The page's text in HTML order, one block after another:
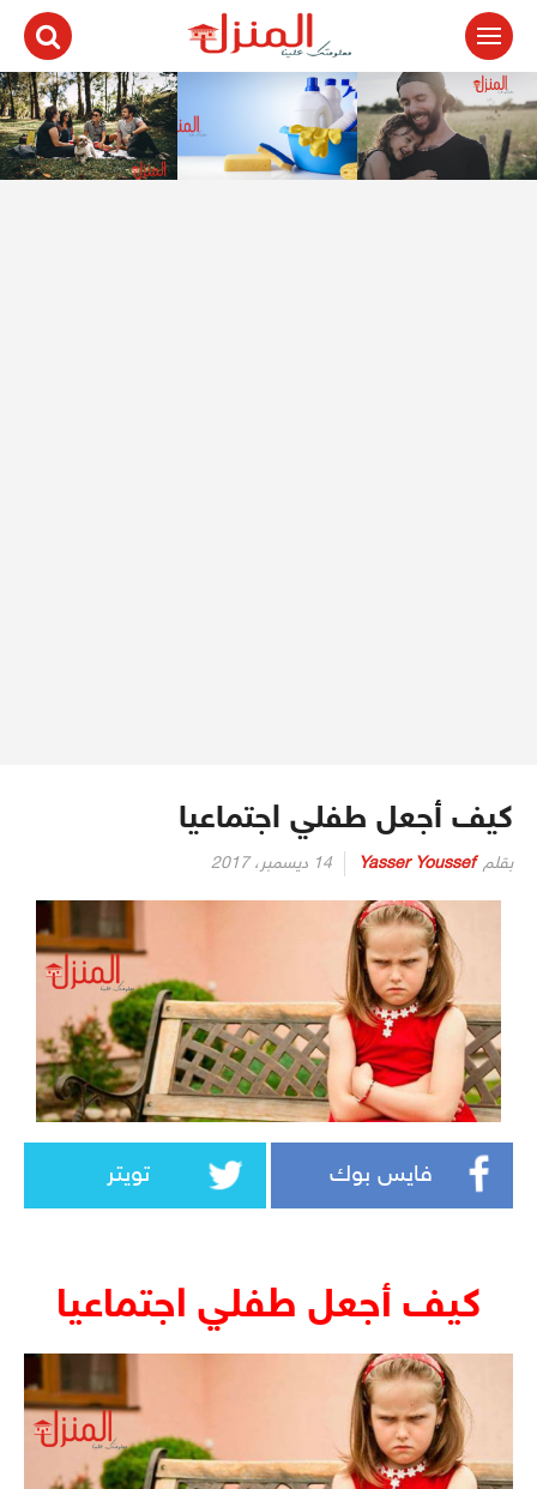
التجاوز
المحتوى
كيف أجعل طفلي اجتماعيا
بقلم Yasser Youssef 14 ديسمبر، 2017
فايس بوك تويتر
كيف أجعل طفلي اجتماعيا